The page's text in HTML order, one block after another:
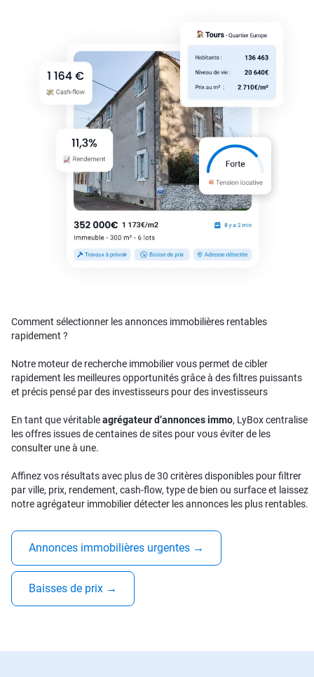
Comment sélectionner les annonces immobilières rentables
rapidement ?
Notre moteur de recherche immobilier vous permet de cibler
rapidement les meilleures opportunités grâce à des filtres puissants
et précis pensé par des investisseurs pour des investisseurs
En tant que véritableagrégateur d’annonces immo, LyBox centralise
les offres issues de centaines de sites pour vous éviter de les
consulter une à une.
Affinez vos résultats avec plus de 30 critères disponibles pour filtrer
par ville, prix, rendement, cash-flow, type de bien ou surface et laissez
notre agrégateur immobilier détecter les annonces les plus rentables.
Annonces immobilières urgentes →
Baisses de prix →